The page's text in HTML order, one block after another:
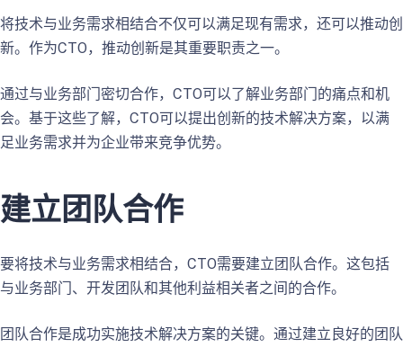
将技术与业务需求相结合不仅可以满足现有需求，还可以推动创
新。作为CTO，推动创新是其重要职责之一。
通过与业务部门密切合作，CTO可以了解业务部门的痛点和机
会。基于这些了解，CTO可以提出创新的技术解决方案，以满
足业务需求并为企业带来竞争优势。
建立团队合作
要将技术与业务需求相结合，CTO需要建立团队合作。这包括
与业务部门、开发团队和其他利益相关者之间的合作。
团队合作是成功实施技术解决方案的关键。通过建立良好的团队